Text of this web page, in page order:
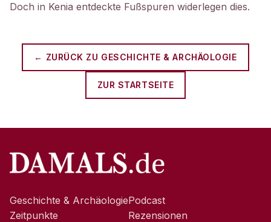
Doch in Kenia entdeckte Fußspuren widerlegen dies.
← ZURÜCK ZU GESCHICHTE & ARCHÄOLOGIE
ZUR STARTSEITE
Geschichte & Archäologie
Zeitpunkte
Podcast
Rezensionen